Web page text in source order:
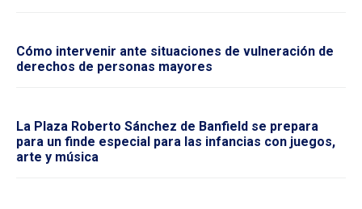
Cómo intervenir ante situaciones de vulneración de
derechos de personas mayores
La Plaza Roberto Sánchez de Banfield se prepara
para un finde especial para las infancias con juegos,
arte y música